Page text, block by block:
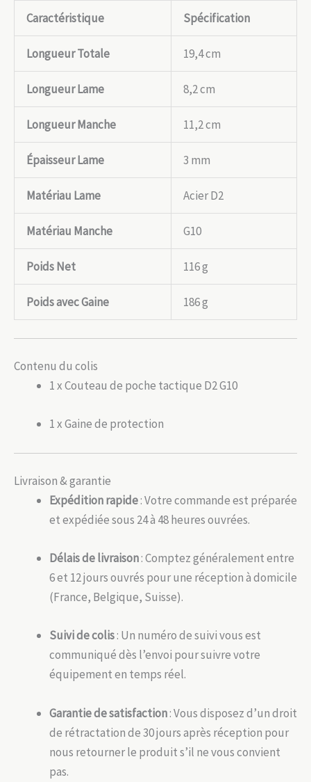
Caractéristique
Spécification
Longueur Totale 19,4 cm
Longueur Lame 8,2 cm
Longueur Manche 11,2 cm
Épaisseur Lame 3 mm
Matériau Lame Acier D2
Matériau Manche G10
Poids Net 116 g
Poids avec Gaine 186 g
Contenu du colis
1 x Couteau de poche tactique D2 G10
1 x Gaine de protection
Livraison & garantie
Expédition rapide: Votre commande est préparée
et expédiée sous 24 à 48 heures ouvrées.
Délais de livraison: Comptez généralement entre
6 et 12 jours ouvrés pour une réception à domicile
(France, Belgique, Suisse).
Suivi de colis: Un numéro de suivi vous est
communiqué dès l’envoi pour suivre votre
équipement en temps réel.
Garantie de satisfaction: Vous disposez d’un droit
de rétractation de 30 jours après réception pour
nous retourner le produit s’il ne vous convient
pas.